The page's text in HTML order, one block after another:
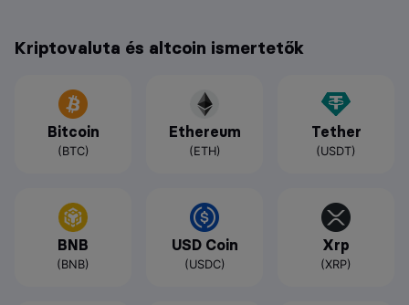
Kriptovaluta és altcoin ismertetők
Bitcoin
(BTC)
Ethereum
(ETH)
Tether
(USDT)
BNB
(BNB)
USD Coin
(USDC)
Xrp
(XRP)